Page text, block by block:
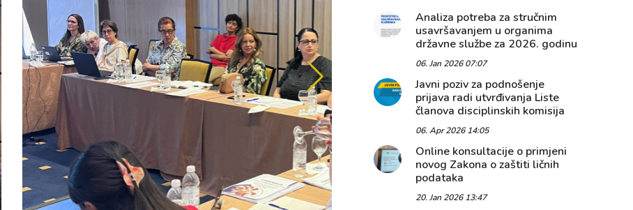
Analiza potreba za stručnim
usavršavanjem u organima
državne službe za 2026. godinu
06. Jan 2026 07:07
Javni poziv za podnošenje
prijava radi utvrđivanja Liste
članova disciplinskih komisija
06. Apr 2026 14:05
Online konsultacije o primjeni
novog Zakona o zaštiti ličnih
podataka
20. Jan 2026 13:47